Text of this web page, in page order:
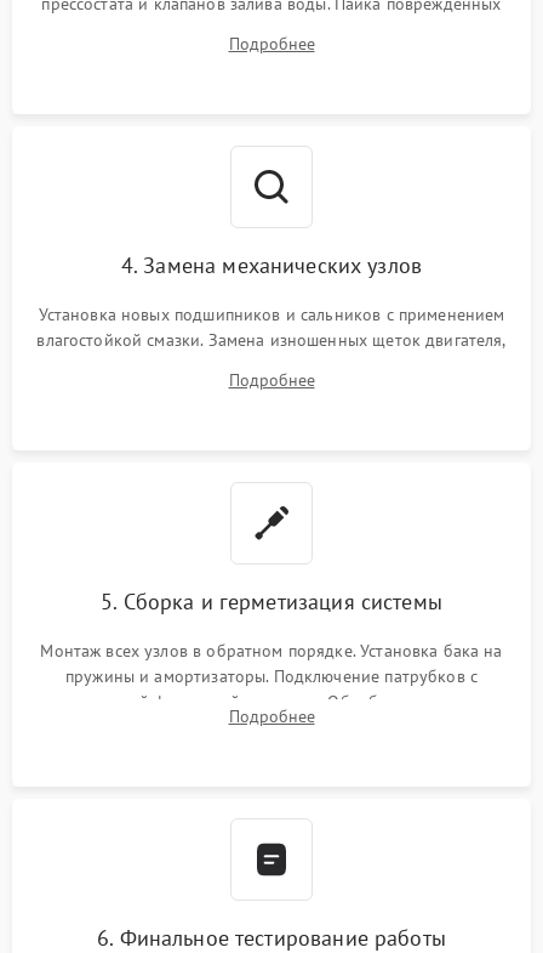
Восстановление целостности проводки и контактов.
Подробнее
4. Замена механических узлов
Установка новых подшипников и сальников с применением
влагостойкой смазки. Замена изношенных щеток двигателя,
или поврежденной резиновой манжеты.
Подробнее
5. Сборка и герметизация системы
Монтаж всех узлов в обратном порядке. Установка бака на
пружины и амортизаторы. Подключение патрубков с
надежной фиксацией хомутами. Обработка стыков
герметиком для предотвращения возможных протечек воды.
Подробнее
6. Финальное тестирование работы